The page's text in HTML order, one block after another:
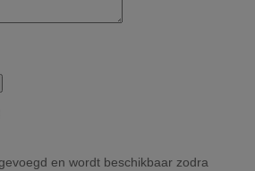
en wordt beschikbaar zodra